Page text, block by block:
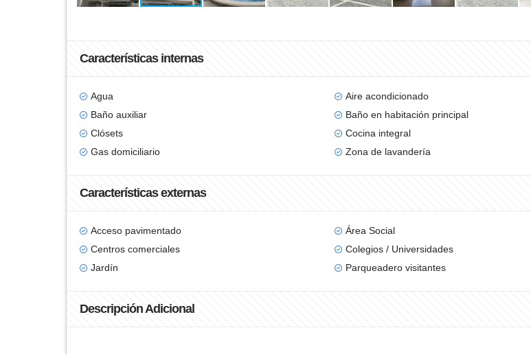
Características internas
Agua Aire acondicionado
Baño auxiliar
Baño en habitación principal
Clósets
Cocina integral
Gas domiciliario
Zona de lavandería
Características externas
Acceso pavimentado Área Social
Centros comerciales
Colegios / Universidades
Jardín
Parqueadero visitantes
Descripción Adicional